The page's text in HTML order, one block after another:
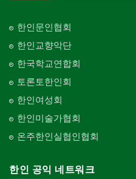
한인문인협회
한인교향악단
한국학교연합회
토론토한인회
한인여성회
한인미술가협회
온주한인실협인협회
한인 공익 네트워크